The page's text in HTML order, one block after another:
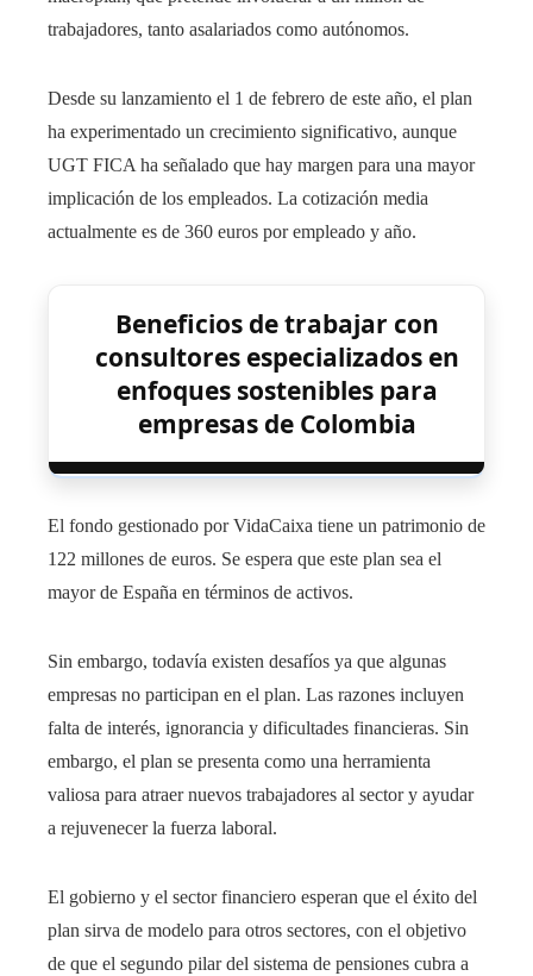
trabajadores, tanto asalariados como autónomos.
Desde su lanzamiento el 1 de febrero de este año, el plan
ha experimentado un crecimiento significativo, aunque
UGT FICA ha señalado que hay margen para una mayor
implicación de los empleados. La cotización media
actualmente es de 360 ​​euros por empleado y año.
Beneficios de trabajar con
consultores especializados en
enfoques sostenibles para
empresas de Colombia
El fondo gestionado por VidaCaixa tiene un patrimonio de
122 millones de euros. Se espera que este plan sea el
mayor de España en términos de activos.
Sin embargo, todavía existen desafíos ya que algunas
empresas no participan en el plan. Las razones incluyen
falta de interés, ignorancia y dificultades financieras. Sin
embargo, el plan se presenta como una herramienta
valiosa para atraer nuevos trabajadores al sector y ayudar
a rejuvenecer la fuerza laboral.
El gobierno y el sector financiero esperan que el éxito del
plan sirva de modelo para otros sectores, con el objetivo
de que el segundo pilar del sistema de pensiones cubra a